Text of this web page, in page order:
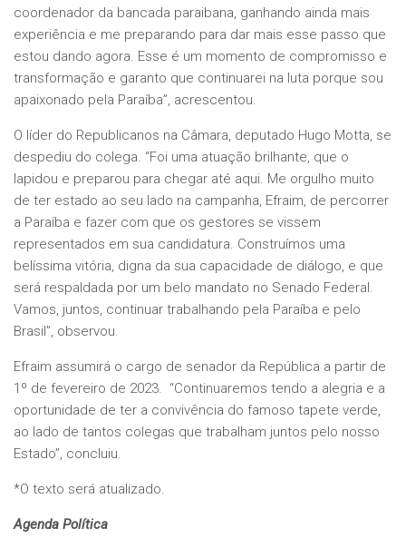
coordenador da bancada paraibana, ganhando ainda mais
experiência e me preparando para dar mais esse passo que
estou dando agora. Esse é um momento de compromisso e
transformação e garanto que continuarei na luta porque sou
apaixonado pela Paraíba”, acrescentou.
O líder do Republicanos na Câmara, deputado Hugo Motta, se
despediu do colega. “Foi uma atuação brilhante, que o
lapidou e preparou para chegar até aqui. Me orgulho muito
de ter estado ao seu lado na campanha, Efraim, de percorrer
a Paraíba e fazer com que os gestores se vissem
representados em sua candidatura. Construímos uma
belíssima vitória, digna da sua capacidade de diálogo, e que
será respaldada por um belo mandato no Senado Federal.
Vamos, juntos, continuar trabalhando pela Paraíba e pelo
Brasil”, observou.
Efraim assumirá o cargo de senador da República a partir de
1º de fevereiro de 2023. “Continuaremos tendo a alegria e a
oportunidade de ter a convivência do famoso tapete verde,
ao lado de tantos colegas que trabalham juntos pelo nosso
Estado”, concluiu.
*O texto será atualizado.
Agenda Política